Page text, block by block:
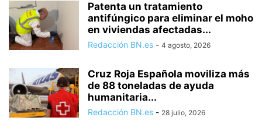
Patenta un tratamiento
antifúngico para eliminar el moho
en viviendas afectadas...
Redacción BN.es - 4 agosto, 2026
Cruz Roja Española moviliza más
de 88 toneladas de ayuda
humanitaria...
Redacción BN.es - 28 julio, 2026